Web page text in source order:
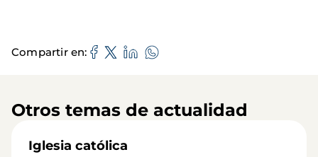
Compartir en
Otros temas de actualidad
Iglesia católica